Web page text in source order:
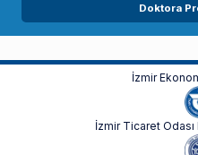
Doktora
İzmir
İzmir Ticaret Odası